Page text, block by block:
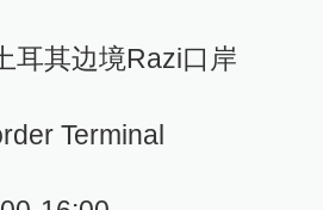
耳其边境Razi口岸
Terminal